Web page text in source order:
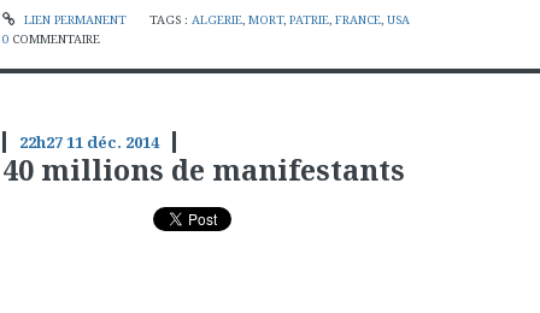
LIEN PERMANENT TAGS : ALGERIE, MORT, PATRIE, FRANCE, USA
0 COMMENTAIRE
22h2711 déc. 2014
40 millions de manifestants